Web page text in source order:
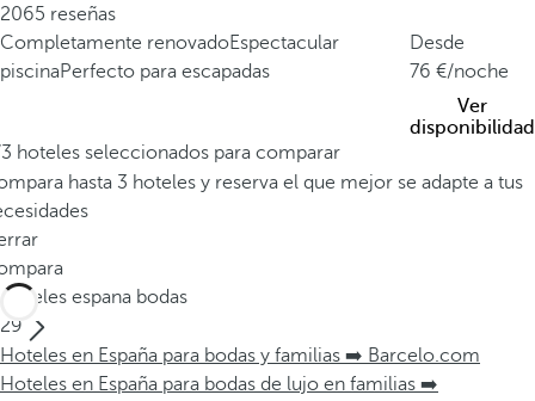
2065 reseñas
Completamente renovadoEspectacular
piscinaPerfecto para escapadas
Desde
76
/noche
Ver
disponibilidad
hoteles seleccionados para comparar
hasta 3 hoteles y reserva el que mejor se adapte a tus
Hoteles espana bodas
29
Hoteles en España para bodas y familias ➡️ Barcelo.com
Hoteles en España para bodas de lujo en familias ➡️